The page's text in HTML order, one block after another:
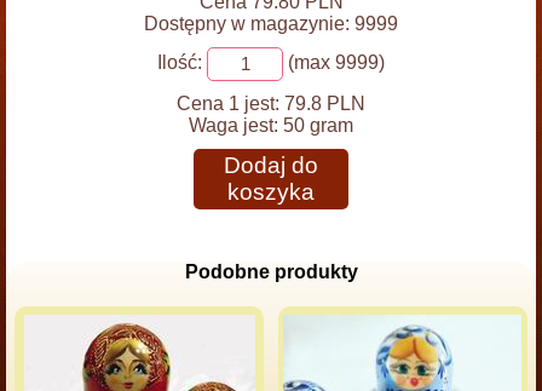
Dostępny w magazynie: 9999
Ilość:
(max 9999)
Cena 1 jest: 79.8 PLN
Waga jest: 50 gram
Dodaj do
koszyka
Podobne produkty